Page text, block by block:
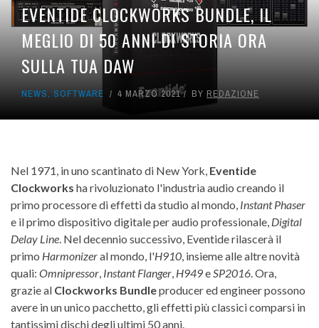
EVENTIDE CLOCKWORKS BUNDLE, IL
MEGLIO DI 50 ANNI DI STORIA ORA
SULLA TUA DAW
NEWS, SOFTWARE 4 MARZO 2021 BY REDAZIONE
Nel 1971, in uno scantinato di New York, Eventide
Clockworks ha rivoluzionato l'industria audio creando il
primo processore di effetti da studio al mondo, Instant Phaser
e il primo dispositivo digitale per audio professionale, Digital
Delay Line . Nel decennio successivo, Eventide rilascerà il
primo Harmonizeral mondo, l'H910 , insieme alle altre novità
quali: Omnipressor Instant Flanger H949e SP2016 . Ora,
grazie al Clockworks Bundleproducer ed engineer possono
avere in un unico pacchetto, gli effetti più classici comparsi in
tantissimi dischi degli ultimi 50 anni.